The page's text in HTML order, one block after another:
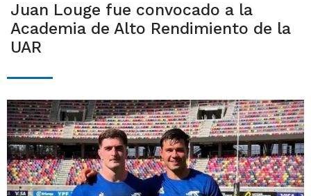
Juan Louge fue convocado a la
Academia de Alto Rendimiento de la
UAR